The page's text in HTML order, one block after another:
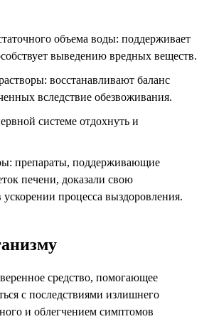
объема воды: поддерживает
выведению вредных веществ.
восстанавливают баланс
вследствие обезвоживания.
системе отдохнуть и
препараты, поддерживающие
печени, доказали свою
процесса выздоровления.
средство, помогающее
с последствиями излишнего
и облегчением симптомов